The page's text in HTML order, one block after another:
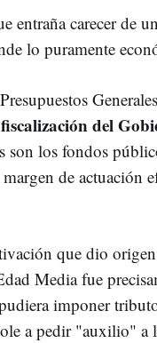
entraña carecer de
lo puramente
del
son los fondos
de actuación
que dio
Media fue
imponer
a pedir "auxilio" a